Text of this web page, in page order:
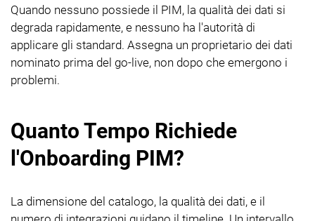
Quando nessuno possiede il PIM, la qualità dei dati si
degrada rapidamente, e nessuno ha l'autorità di
applicare gli standard. Assegna un proprietario dei dati
nominato prima del go-live, non dopo che emergono i
problemi.
Quanto Tempo Richiede
l'Onboarding PIM?
La dimensione del catalogo, la qualità dei dati, e il